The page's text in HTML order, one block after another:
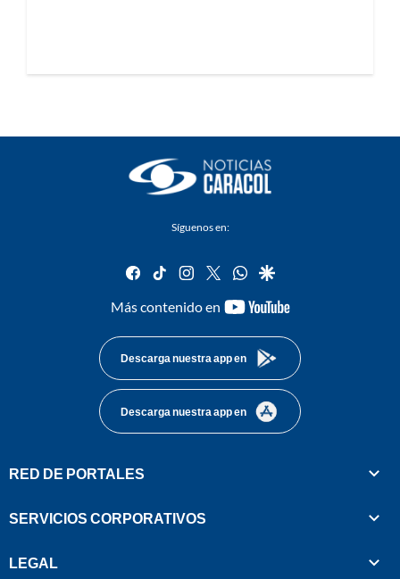
Síguenos en:
facebook
tiktok instagram
twitterwhatsapp
google
Más contenido en
youtube-
Descarga nuestra app en
Descarga nuestra app en
RED DE PORTALES
SERVICIOS CORPORATIVOS
LEGAL